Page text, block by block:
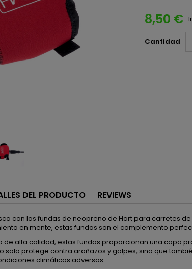
8,50 €
Cantidad
DEL PRODUCTO REVIEWS
con las fundas de neopreno de Hart para carretes
en mente, estas fundas son el complemento
de alta calidad, estas fundas proporcionan una capa
solo protege contra arañazos y golpes, sino que
climáticas adversas.